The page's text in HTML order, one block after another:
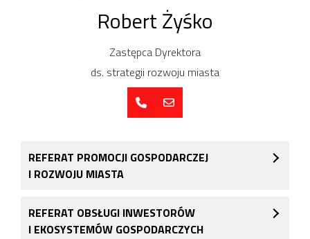
Robert Żyśko
Zastępca Dyrektora
ds. strategii rozwoju miasta
REFERAT PROMOCJI GOSPODARCZEJ
I ROZWOJU MIASTA
REFERAT OBSŁUGI INWESTORÓW
I EKOSYSTEMÓW GOSPODARCZYCH